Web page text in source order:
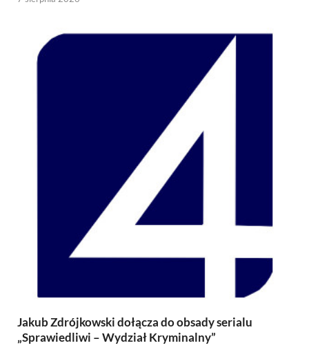
Jakub Zdrójkowski dołącza do obsady serialu
„Sprawiedliwi – Wydział Kryminalny”